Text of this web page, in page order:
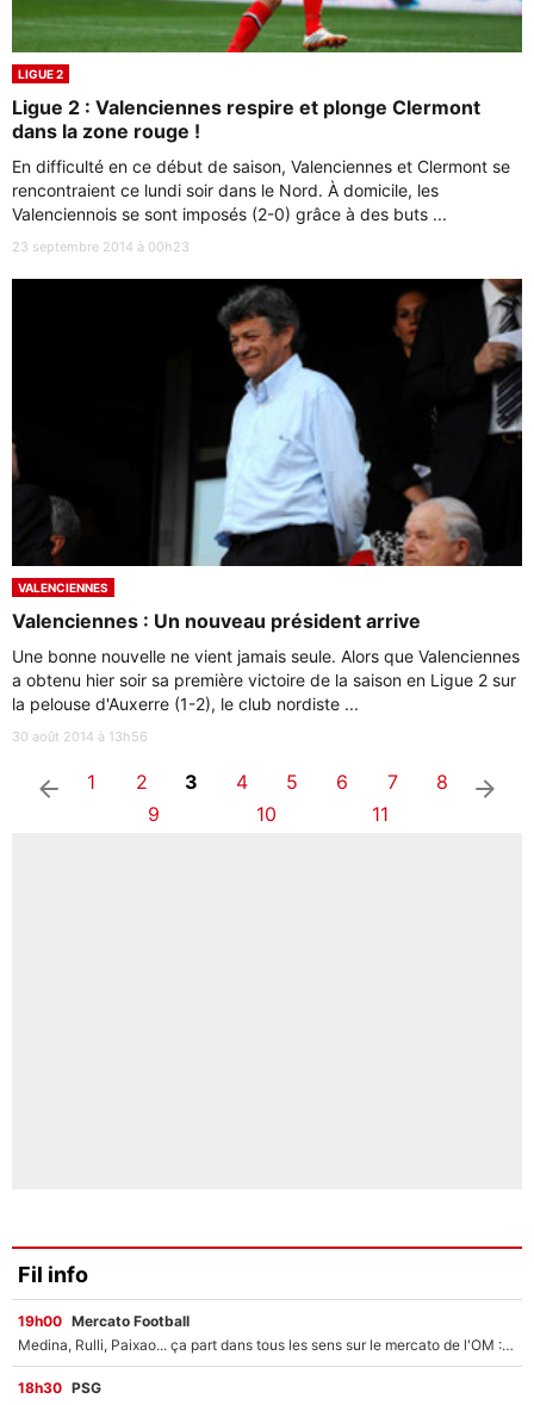
LIGUE 2
Ligue 2 : Valenciennes respire et plonge Clermont
dans la zone rouge !
En difficulté en ce début de saison, Valenciennes et Clermont se
rencontraient ce lundi soir dans le Nord. À domicile, les
Valenciennois se sont imposés (2-0) grâce à des buts ...
23 septembre 2014 à 00h23
VALENCIENNES
Valenciennes : Un nouveau président arrive
Une bonne nouvelle ne vient jamais seule. Alors que Valenciennes
a obtenu hier soir sa première victoire de la saison en Ligue 2 sur
la pelouse d'Auxerre (1-2), le club nordiste ...
30 août 2014 à 13h56
arrow_left 1 2 3 4 5 6 7
8
9
10 11
arrow_right
Fil info
19h00 Mercato Football
Medina, Rulli, Paixao... ça part dans tous les sens sur le mercato de l'OM : Frank McCourt va enfin récupérer l'argent qu'il attend ?
18h30 PSG